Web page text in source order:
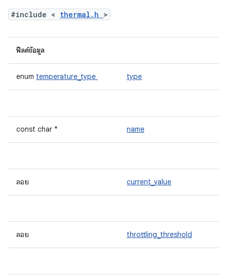
#include < thermal.h >
ฟิลด์ข้อมูล
enum temperature_type type
const char * name
ลอย current_value
ลอย throttling_threshold